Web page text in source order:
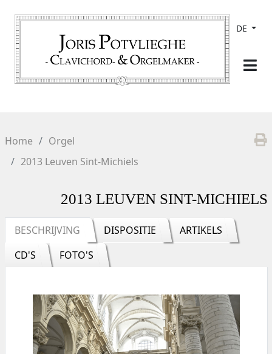
DE
Home
Orgel
2013 Leuven Sint-Michiels
2013 LEUVEN SINT-MICHIELS
BESCHRIJVING DISPOSITIE
ARTIKELS
CD'S
FOTO'S